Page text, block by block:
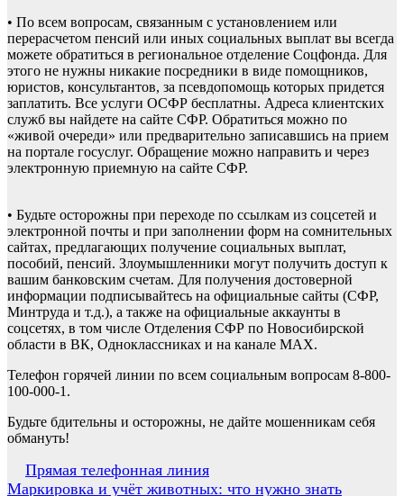
• По всем вопросам, связанным с установлением или
перерасчетом пенсий или иных социальных выплат вы всегда
можете обратиться в региональное отделение Соцфонда. Для
этого не нужны никакие посредники в виде помощников,
юристов, консультантов, за псевдопомощь которых придется
заплатить. Все услуги ОСФР бесплатны. Адреса клиентских
служб вы найдете на сайте СФР. Обратиться можно по
«живой очереди» или предварительно записавшись на прием
на портале госуслуг. Обращение можно направить и через
электронную приемную на сайте СФР.
• Будьте осторожны при переходе по ссылкам из соцсетей и
электронной почты и при заполнении форм на сомнительных
сайтах, предлагающих получение социальных выплат,
пособий, пенсий. Злоумышленники могут получить доступ к
вашим банковским счетам. Для получения достоверной
информации подписывайтесь на официальные сайты (СФР,
Минтруда и т.д.), а также на официальные аккаунты в
соцсетях, в том числе Отделения СФР по Новосибирской
области в ВК, Одноклассниках и на канале МАХ.
Телефон горячей линии по всем социальным вопросам 8-800-
100-000-1.
Будьте бдительны и осторожны, не дайте мошенникам себя
обмануть!
Навигация
Прямая телефонная линия
Маркировка и учёт животных: что нужно знать